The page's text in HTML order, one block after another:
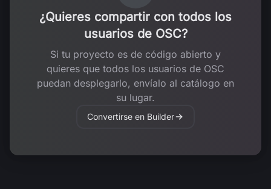
¿Quieres compartir con todos los
usuarios de OSC?
Si tu proyecto es de código abierto y
quieres que todos los usuarios de OSC
puedan desplegarlo, envíalo al catálogo en
su lugar.
Convertirse en Builder